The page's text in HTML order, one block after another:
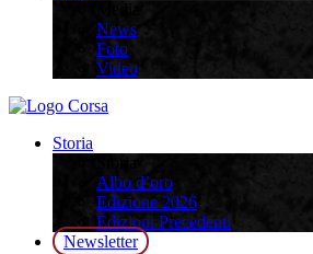
News
Foto
Video
Storia
Albo d’oro
Edizione 2026
Edizioni Precedenti
Newsletter